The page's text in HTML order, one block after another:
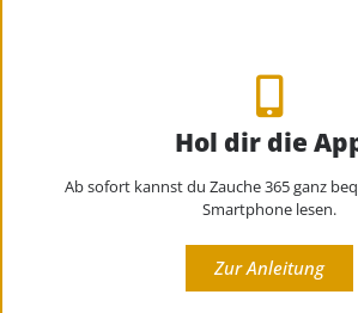
Hol dir die
Ab sofort kannst du Zauche 365 ganz
Smartphone lesen.
Zur Anleitung